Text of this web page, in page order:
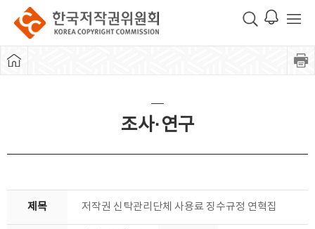
조사·연구
제목 저작권 신탁관리단체 사용료 징수규정 연혁집